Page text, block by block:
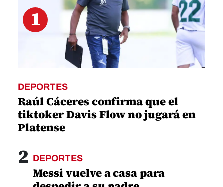
1
DEPORTES
Raúl Cáceres confirma que el
tiktoker Davis Flow no jugará en
Platense
2 DEPORTES
Messi vuelve a casa para